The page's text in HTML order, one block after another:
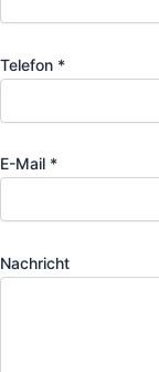
Telefon *
E-Mail *
Nachricht